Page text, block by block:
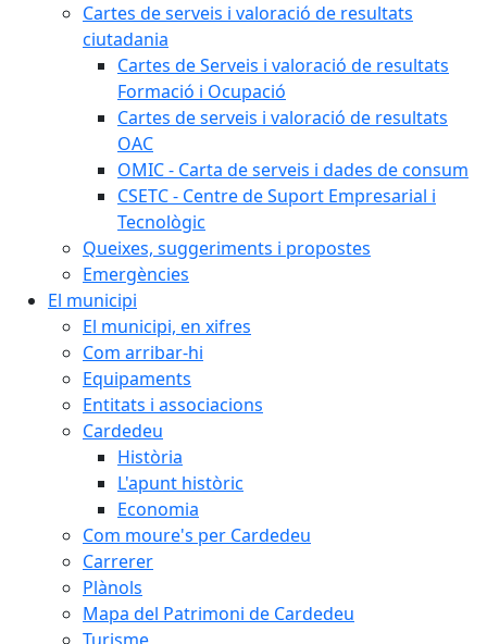
Cartes de serveis i valoració de resultats
ciutadania
Cartes de Serveis i valoració de resultats
Formació i Ocupació
Cartes de serveis i valoració de resultats
OAC
OMIC - Carta de serveis i dades de consum
CSETC - Centre de Suport Empresarial i
Tecnològic
Queixes, suggeriments i propostes
Emergències
El municipi
El municipi, en xifres
Com arribar-hi
Equipaments
Entitats i associacions
Cardedeu
Història
L'apunt històric
Economia
Com moure's per Cardedeu
Carrerer
Plànols
Mapa del Patrimoni de Cardedeu